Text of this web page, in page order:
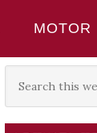
MOTOR